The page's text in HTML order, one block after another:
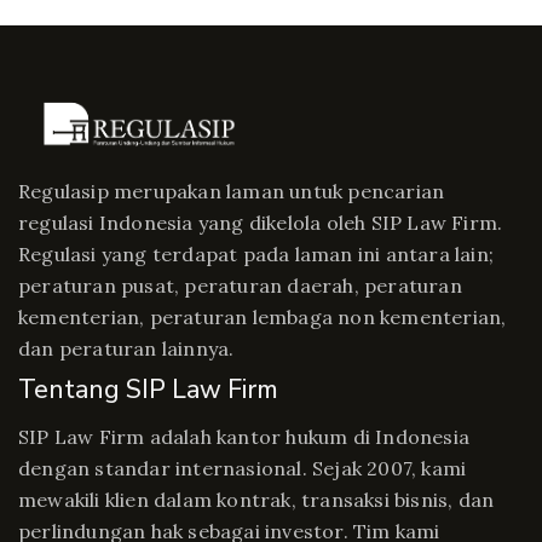
Regulasip merupakan laman untuk pencarian
regulasi Indonesia yang dikelola oleh SIP Law Firm.
Regulasi yang terdapat pada laman ini antara lain;
peraturan pusat, peraturan daerah, peraturan
kementerian, peraturan lembaga non kementerian,
dan peraturan lainnya.
Tentang SIP Law Firm
SIP Law Firm adalah kantor hukum di Indonesia
dengan standar internasional. Sejak 2007, kami
mewakili klien dalam kontrak, transaksi bisnis, dan
perlindungan hak sebagai investor. Tim kami